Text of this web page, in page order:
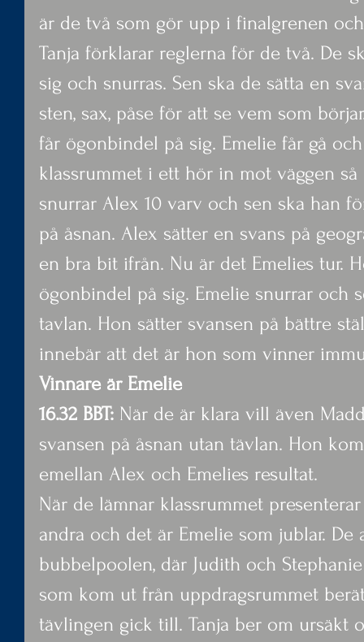
är de två som gör upp i finalgrenen
Tanja förklarar reglerna för de två. De
sig och snurras. Sen ska de sätta en
sten, sax, påse för att se vem som
får ögonbindel på sig. Emelie får gå
klassrummet i ett hör in mot väggen
snurrar Alex 10 varv och sen ska han
på åsnan. Alex sätter en svans på
en bra bit ifrån. Nu är det Emelies tur.
ögonbindel på sig. Emelie snurrar och
tavlan. Hon sätter svansen på bättre
innebär att det är hon som vinner
Vinnare är Emelie
16.32 BBT: När de är klara vill även
svansen på åsnan utan tävlan. Hon
emellan Alex och Emelies resultat.
När de lämnar klassrummet
andra och det är Emelie som jublar.
bubbelpoolen, där Judith och
som kom ut från uppdragsrummet
tävlingen gick till. Tanja ber om ursäkt